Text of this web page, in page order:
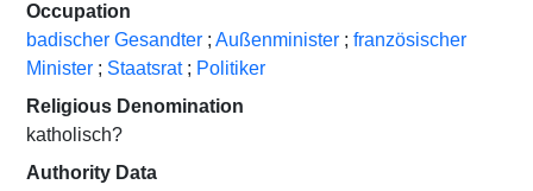
Occupation
badischer Gesandter ; Außenminister ; französischer
Minister ; Staatsrat ; Politiker
Religious Denomination
katholisch?
Authority Data